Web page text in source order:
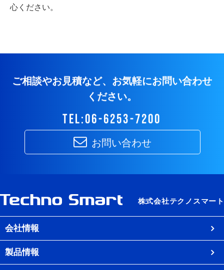
心ください。
ご相談やお見積など、お気軽にお問い合わせ
ください。
tel:06-6253-7200
お問い合わせ
会社情報
製品情報